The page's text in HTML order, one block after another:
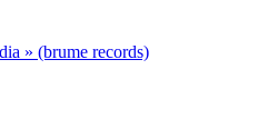
» (brume records)